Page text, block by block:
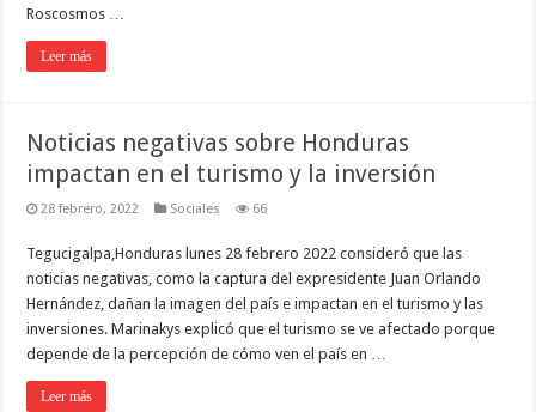
Roscosmos …
Leer más
Noticias negativas sobre Honduras
impactan en el turismo y la inversión
28 febrero, 2022 Sociales 66
Tegucigalpa,Honduras lunes 28 febrero 2022 consideró que las
noticias negativas, como la captura del expresidente Juan Orlando
Hernández, dañan la imagen del país e impactan en el turismo y las
inversiones. Marinakys explicó que el turismo se ve afectado porque
depende de la percepción de cómo ven el país en …
Leer más